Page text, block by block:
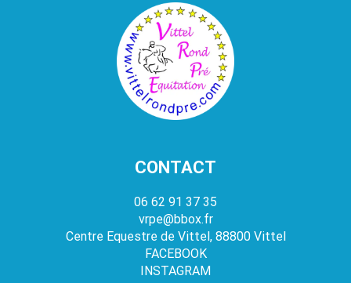
CONTACT
06 62 91 37 35
vrpe@bbox.fr
Centre Equestre de Vittel, 88800 Vittel
FACEBOOK
INSTAGRAM